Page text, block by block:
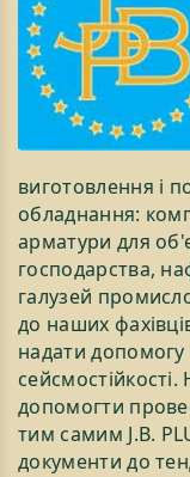
виготовлення і
обладнання:
арматури для
господарства,
галузей
до наших
надати
допомогти
тим самим J.B.
документи до